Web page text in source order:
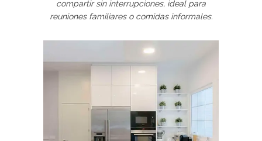
compartir sin interrupciones, ideal para
reuniones familiares o comidas informales.